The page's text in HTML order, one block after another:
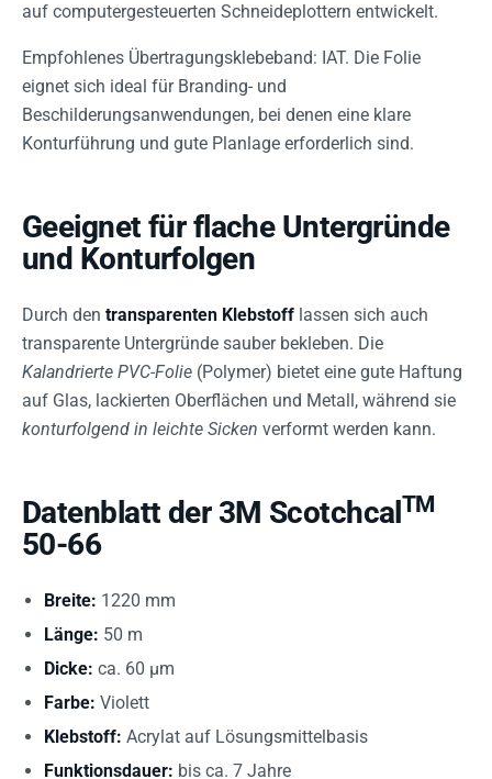
auf computergesteuerten Schneideplottern entwickelt.
Empfohlenes Übertragungsklebeband: IAT. Die Folie
eignet sich ideal für Branding- und
Beschilderungsanwendungen, bei denen eine klare
Konturführung und gute Planlage erforderlich sind.
Geeignet für flache Untergründe
und Konturfolgen
Durch den transparenten Klebstoff lassen sich auch
transparente Untergründe sauber bekleben. Die
Kalandrierte PVC-Folie (Polymer) bietet eine gute Haftung
auf Glas, lackierten Oberflächen und Metall, während sie
konturfolgend in leichte Sicken verformt werden kann.
Datenblatt der 3M ScotchcalTM
50-66
Breite: 1220 mm
Länge: 50 m
Dicke: ca. 60 µm
Farbe: Violett
Klebstoff: Acrylat auf Lösungsmittelbasis
Funktionsdauer: bis ca. 7 Jahre